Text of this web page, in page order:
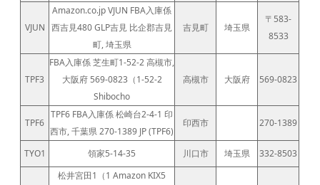
VJUN
Amazon.co.jp VJUN FBA入庫係
西吉見480 GLP吉見 比企郡吉見
町, 埼玉県
吉見町 埼玉県
〒583-
8533
TPF3
FBA入庫係 芝生町1-52-2 高槻市,
大阪府 569-0823（1-52-2
Shibocho
高槻市 大阪府 569-0823
TPF6
TPF6 FBA入庫係 松崎台2-4-1 印
西市, 千葉県 270-1389 JP (TPF6)
印西市 270-1389
TYO1 領家5-14-35 川口市 埼玉県 332-8503
松井宮田1（1 Amazon KIX5